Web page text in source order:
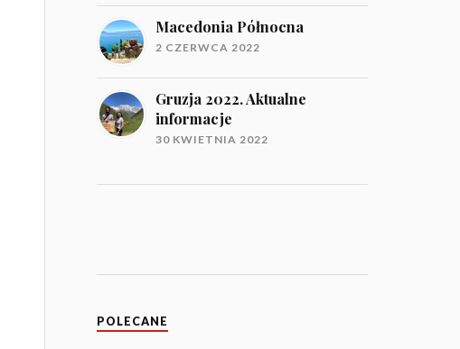
Macedonia Północna
2 CZERWCA 2022
Gruzja 2022. Aktualne
informacje
30 KWIETNIA 2022
POLECANE